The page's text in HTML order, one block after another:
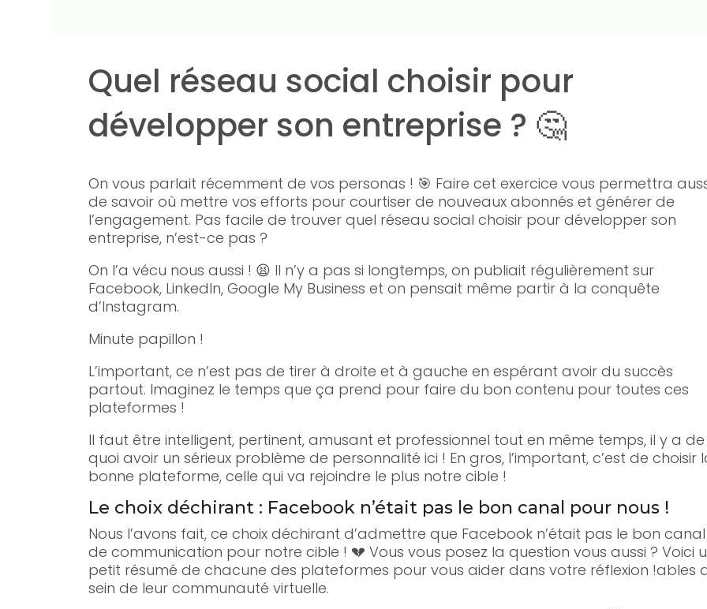
Quel réseau social choisir pour
développer son entreprise ? 🤔
On vous parlait récemment de vos personas ! 🎯 Faire cet exercice vous permettra
de savoir où mettre vos efforts pour courtiser de nouveaux abonnés et générer de
l’engagement. Pas facile de trouver quel réseau social choisir pour développer son
entreprise, n’est-ce pas ?
On l’a vécu nous aussi ! 😫 Il n’y a pas si longtemps, on publiait régulièrement sur
Facebook, LinkedIn, Google My Business et on pensait même partir à la conquête
d’Instagram.
Minute papillon !
L’important, ce n’est pas de tirer à droite et à gauche en espérant avoir du succès
partout. Imaginez le temps que ça prend pour faire du bon contenu pour toutes ces
plateformes !
Il faut être intelligent, pertinent, amusant et professionnel tout en même temps, il y a de
quoi avoir un sérieux problème de personnalité ici ! En gros, l’important, c’est de choisir
bonne plateforme, celle qui va rejoindre le plus notre cible !
Le choix déchirant : Facebook n’était pas le bon canal pour nous !
Nous l’avons fait, ce choix déchirant d’admettre que Facebook n’était pas le bon canal
de communication pour notre cible ! 💔 Vous vous posez la question vous aussi ? Voici
petit résumé de chacune des plateformes pour vous aider dans votre réflexion !ables
sein de leur communauté virtuelle.